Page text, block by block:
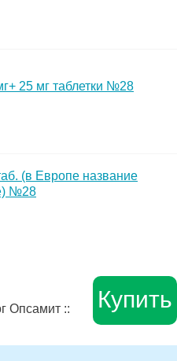
25 мг таблетки №28
(в Европе название
№28
Опсамит ::
Купить